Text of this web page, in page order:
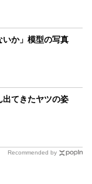
いか」模型の写真
出てきたヤツの姿
Recommended by